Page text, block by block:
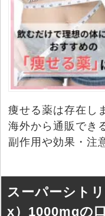
痩せる薬は存在し
海外から通販でき
副作用や効果・注
スーパーシト
x）1000mgの